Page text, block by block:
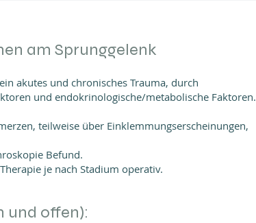
am Sprunggelenk
akutes und chronisches Trauma, durch
und endokrinologische/metabolische Faktoren.
teilweise über Einklemmungserscheinungen,
Befund.
je nach Stadium operativ.
und offen):